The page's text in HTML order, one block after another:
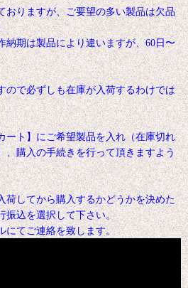
おりますが、ご要望の多い製品は欠品
納期は製品により違いますが、60日〜
ので必ずしも在庫が入荷するわけでは
ト】にご希望製品を入れ（在庫切れ
、購入の手続きを行って頂きますよう
します。
してから購入するかどうかを決めた
振込を選択して下さい。
にてご連絡を致します。